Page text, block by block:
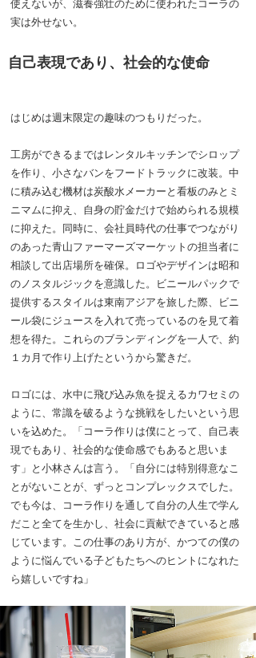
使えないが、滋養強壮のために使われたコーラの
実は外せない。
自己表現であり、社会的な使命
はじめは週末限定の趣味のつもりだった。
工房ができるまではレンタルキッチンでシロップ
を作り、小さなバンをフードトラックに改装。中
に積み込む機材は炭酸水メーカーと看板のみとミ
ニマムに抑え、自身の貯金だけで始められる規模
に抑えた。同時に、会社員時代の仕事でつながり
のあった青山ファーマーズマーケットの担当者に
相談して出店場所を確保。ロゴやデザインは昭和
のノスタルジックを意識した。ビニールパックで
提供するスタイルは東南アジアを旅した際、ビニ
ール袋にジュースを入れて売っているのを見て着
想を得た。これらのブランディングを一人で、約
１カ月で作り上げたというから驚きだ。
ロゴには、水中に飛び込み魚を捉えるカワセミの
ように、常識を破るような挑戦をしたいという思
いを込めた。「コーラ作りは僕にとって、自己表
現でもあり、社会的な使命感でもあると思いま
す」と小林さんは言う。「自分には特別得意なこ
とがないことが、ずっとコンプレックスでした。
でも今は、コーラ作りを通して自分の人生で学ん
だこと全てを生かし、社会に貢献できていると感
じています。この仕事のあり方が、かつての僕の
ように悩んでいる子どもたちへのヒントになれた
ら嬉しいですね」